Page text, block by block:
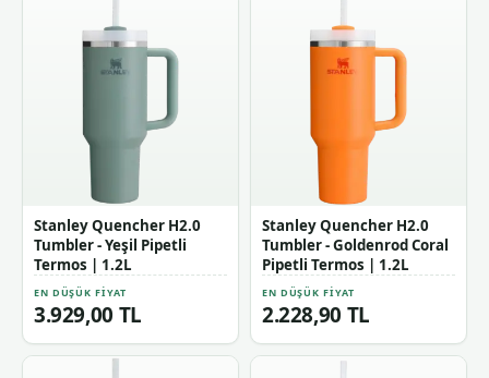
Stanley Quencher H2.0
Tumbler - Yeşil Pipetli
Termos | 1.2L
EN DÜŞÜK FIYAT
3.929,00 TL
Stanley Quencher H2.0
Tumbler - Goldenrod Coral
Pipetli Termos | 1.2L
EN DÜŞÜK FIYAT
2.228,90 TL